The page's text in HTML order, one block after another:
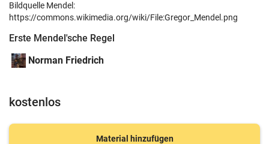
Bildquelle Mendel:
https://commons.wikimedia.org/wiki/File:Gregor_Mendel.png
Erste Mendel'sche Regel
Norman Friedrich
kostenlos
Material hinzufügen